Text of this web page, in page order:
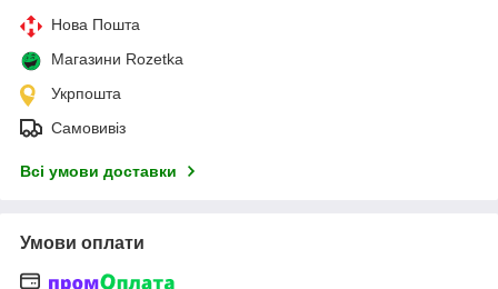
Нова Пошта
Магазини Rozetka
Укрпошта
Самовивіз
Всі умови доставки
Умови оплати